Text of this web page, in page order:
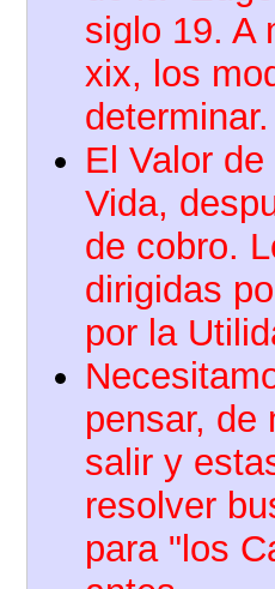
siglo 19. A
xix, los
determinar.
El Valor
Vida,
de cobro.
dirigidas
por la
pensar, de
salir y
resolver
para "los